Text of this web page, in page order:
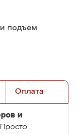
подъем
Оплата
и